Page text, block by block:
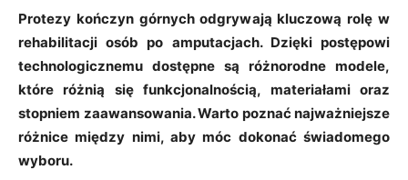
Protezy kończyn górnych odgrywają kluczową rolę w
rehabilitacji osób po amputacjach. Dzięki postępowi
technologicznemu dostępne są różnorodne modele,
które różnią się funkcjonalnością, materiałami oraz
stopniem zaawansowania. Warto poznać najważniejsze
różnice między nimi, aby móc dokonać świadomego
wyboru.